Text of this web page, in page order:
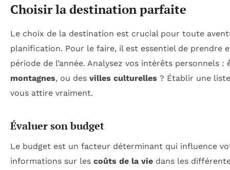
Choisir la destination parfaite
Le choix de la destination est crucial pour toute
planification. Pour le faire, il est essentiel de prendre
période de l’année. Analysez vos intérêts
montagnes, ou des villes culturelles ? Établir une
vous attire vraiment.
Évaluer son budget
Le budget est un facteur déterminant qui influence
informations sur les coûts de la vie dans les